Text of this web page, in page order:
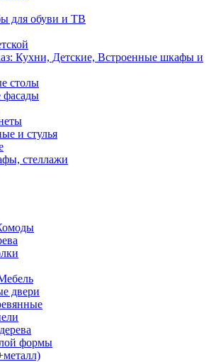
для обуви и ТВ
Кухни, Детские, Встроенные шкафы и
столы
фасады
и стулья
стеллажи
двери
формы